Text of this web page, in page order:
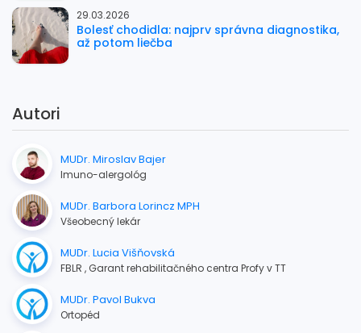
29.03.2026
Bolesť chodidla: najprv správna diagnostika,
až potom liečba
Autori
MUDr. Miroslav Bajer
Imuno-alergológ
MUDr. Barbora Lorincz MPH
Všeobecný lekár
MUDr. Lucia Višňovská
FBLR , Garant rehabilitačného centra Profy v TT
MUDr. Pavol Bukva
Ortopéd